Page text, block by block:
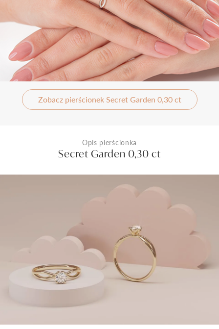
Zobacz pierścionek Secret Garden 0,30 ct
Opis pierścionka
Secret Garden 0,30 ct